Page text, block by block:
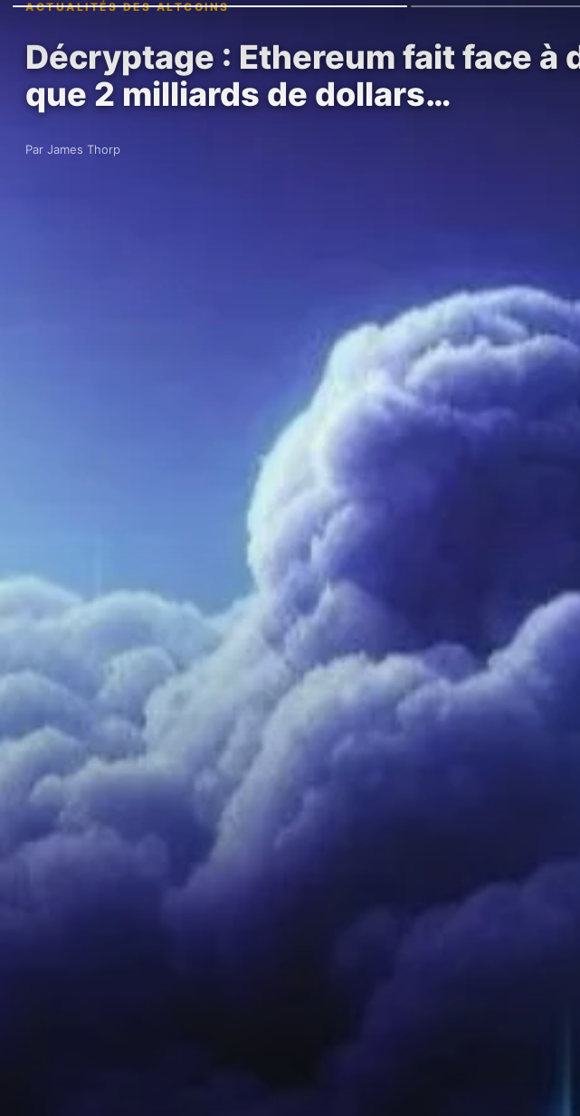
ACTUALITÉS DES ALTCOINS
Décryptage : Ethereum fait face
que 2 milliards de dollars…
Par James Thorp